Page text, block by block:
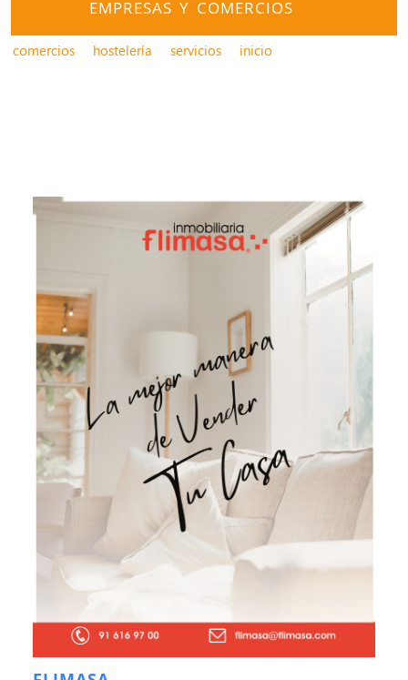
EMPRESAS Y COMERCIOS
comercios hostelería servicios inicio